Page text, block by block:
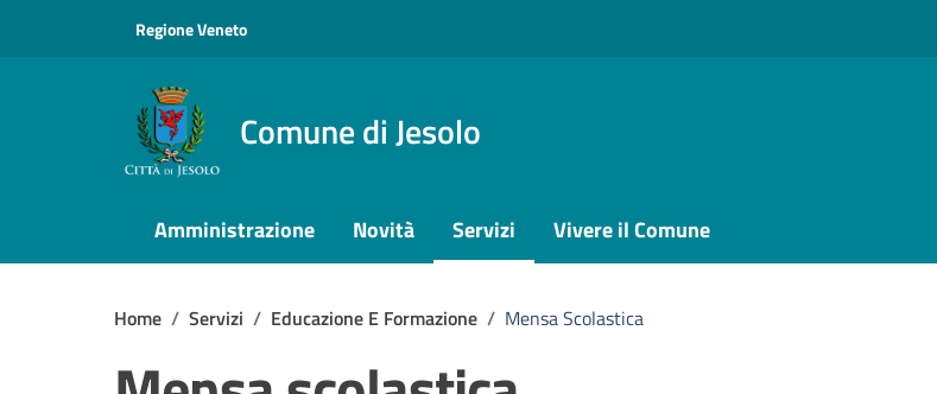
Regione Veneto
Comune di Jesolo
Amministrazione Novità Servizi Vivere il Comune
Home / Servizi / Educazione E Formazione / Mensa Scolastica